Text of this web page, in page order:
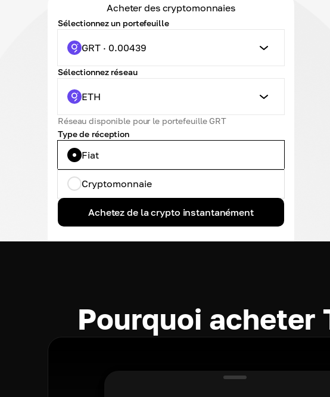
Acheter des cryptomonnaies
Sélectionnez un portefeuille
GRT · 0.00439
Sélectionnez réseau
ETH
Réseau disponible pour le portefeuille GRT
Type de réception
Fiat
Cryptomonnaie
Achetez de la crypto instantanément
Pourquoi acheter